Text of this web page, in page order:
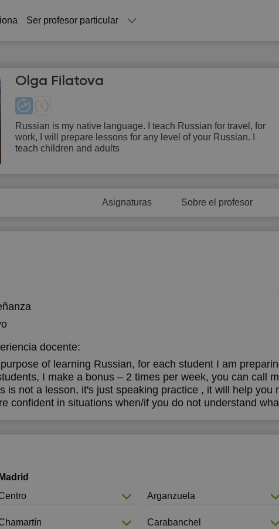
Ser profesor particular
Olga Filatova
Russian is my native language. I teach Russian for travel, for
work, I will prepare lessons for any level of your Russian. I
teach children and adults
Asignaturas Sobre el profesor
docente:
of learning Russian, for each student I am
I make a bonus – 2 times per week, you can call
is not a lesson, it's just speaking practice , it will help you
confident in situations when/if you do not understand
Madrid
Arganzuela
Carabanchel
Sa
Su